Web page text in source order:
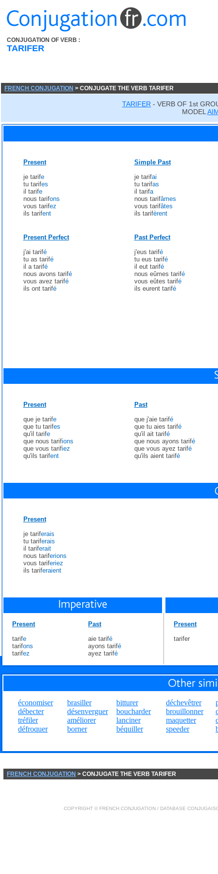
CONJUGATION OF VERB :
TARIFER
FRENCH CONJUGATION > CONJUGATE THE VERB TARIFER
TARIFER - VERB OF 1st
MODEL
Present
je tarife
tu tarifes
il tarife
nous tarifons
vous tarifez
ils tarifent
Simple Past
je tarifai
tu tarifas
il tarifa
nous tarifâmes
vous tarifâtes
ils tarifèrent
Present Perfect
j'ai tarifé
tu as tarifé
il a tarifé
nous avons tarifé
vous avez tarifé
ils ont tarifé
Past Perfect
j'eus tarifé
tu eus tarifé
il eut tarifé
nous eûmes tarifé
vous eûtes tarifé
ils eurent tarifé
Present
que je tarife
que tu tarifes
qu'il tarife
que nous tarifions
que vous tarifiez
qu'ils tarifent
Past
que j'aie tarifé
que tu aies tarifé
qu'il ait tarifé
que nous ayons tarifé
que vous ayez tarifé
qu'ils aient tarifé
Present
je tariferais
tu tariferais
il tariferait
nous tariferions
vous tariferiez
ils tariferaient
Present
tarife
tarifons
tarifez
Past
aie tarifé
ayons tarifé
ayez tarifé
Present
tarifer
économiser
débecter
tréfiler
défroquer
brasiller
désenverguer
améliorer
borner
bitturer
boucharder
lanciner
béquiller
déchevêtrer
brouillonner
maquetter
speeder
FRENCH CONJUGATION > CONJUGATE THE VERB TARIFER
COPYRIGHT © FRENCH CONJUGATION / DATABASE